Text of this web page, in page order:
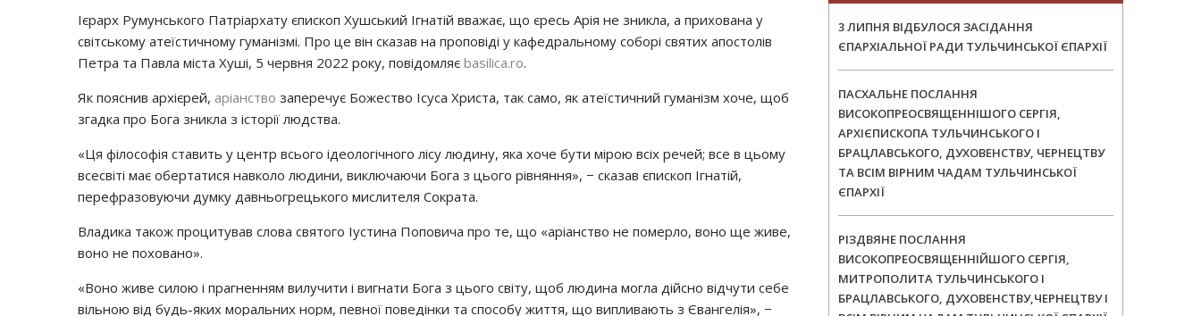
Ієрарх Румунського Патріархату єпископ Хушський Ігнатій вважає, що єресь Арія не зникла, а прихована у
світському атеїстичному гуманізмі. Про це він сказав на проповіді у кафедральному соборі святих апостолів
Петра та Павла міста Хуші, 5 червня 2022 року, повідомляє basilica.ro.
Як пояснив архієрей, аріанство заперечує Божество Ісуса Христа, так само, як атеїстичний гуманізм хоче, щоб
згадка про Бога зникла з історії людства.
«Ця філософія ставить у центр всього ідеологічного лісу людину, яка хоче бути мірою всіх речей; все в цьому
всесвіті має обертатися навколо людини, виключаючи Бога з цього рівняння», − сказав єпископ Ігнатій,
перефразовуючи думку давньогрецького мислителя Сократа.
Владика також процитував слова святого Іустина Поповича про те, що «аріанство не померло, воно ще живе,
воно не поховано».
«Воно живе силою і прагненням вилучити і вигнати Бога з цього світу, щоб людина могла дійсно відчути себе
вільною від будь-яких моральних норм, певної поведінки та способу життя, що випливають з Євангелія», −
3 ЛИПНЯ ВІДБУЛОСЯ ЗАСІДАННЯ
ЄПАРХІАЛЬНОЇ РАДИ ТУЛЬЧИНСЬКОЇ ЄПАРХІЇ
ПАСХАЛЬНЕ ПОСЛАННЯ
ВИСОКОПРЕОСВЯЩЕННІШОГО СЕРГІЯ,
АРХІЄПИСКОПА ТУЛЬЧИНСЬКОГО І
БРАЦЛАВСЬКОГО, ДУХОВЕНСТВУ, ЧЕРНЕЦТВУ
ТА ВСІМ ВІРНИМ ЧАДАМ ТУЛЬЧИНСЬКОЇ
ЄПАРХІЇ
РІЗДВЯНЕ ПОСЛАННЯ
ВИСОКОПРЕОСВЯЩЕННІЙШОГО СЕРГІЯ,
МИТРОПОЛИТА ТУЛЬЧИНСЬКОГО І
БРАЦЛАВСЬКОГО, ДУХОВЕНСТВУ,ЧЕРНЕЦТВУ І